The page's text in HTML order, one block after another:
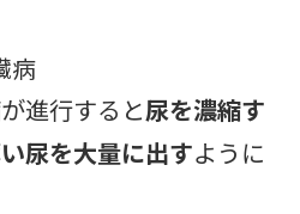
病
進行すると尿を濃縮す
尿を大量に出すように